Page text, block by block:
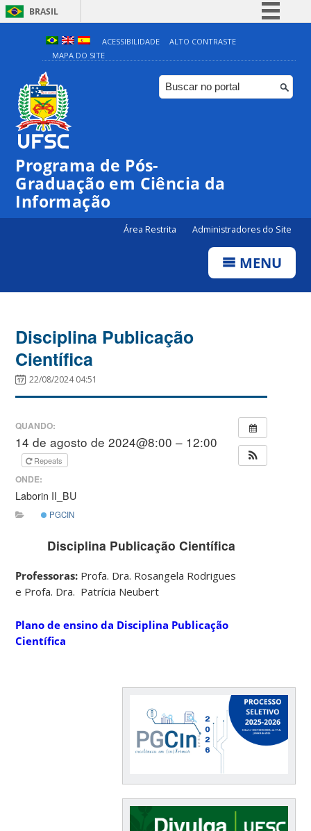
BRASIL
Simplifique!
Comunica BR
Participe
ACESSIBILIDADE
ALTO CONTRASTE
MAPA DO SITE
Programa de Pós-
Graduação em Ciência da
Informação
Área Restrita Administradores do Site
MENU
Disciplina Publicação
Científica
22/08/2024 04:51
QUANDO:
14 de agosto de 2024@8:00 – 12:00
Repeats
ONDE:
Laborin II_BU
PGCIN
Disciplina Publicação Científica
Professoras: Profa. Dra. Rosangela Rodrigues
e Profa. Dra. Patrícia Neubert
Plano de ensino da Disciplina Publicação
Científica